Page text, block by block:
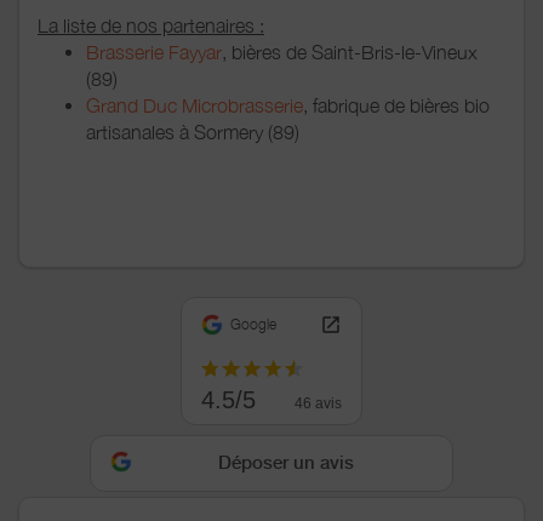
La liste de nos partenaires :
Brasserie Fayyar, bières de Saint-Bris-le-Vineux
(89)
Grand Duc Microbrasserie, fabrique de bières bio
artisanales à Sormery (89)
Google
4.5/5 46 avis
Déposer un avis